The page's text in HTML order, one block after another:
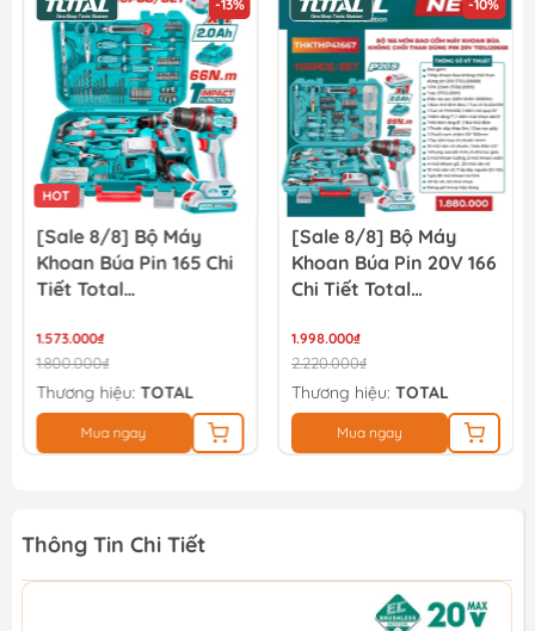
Bộ 100 Đĩa Cắt Kim Loại 105mm Total TAC210105100
459.000₫ 510.000₫
-13%
HOT
[Sale 8/8] Bộ Máy
Khoan Búa Pin 165 Chi
Tiết Total
1.573.000₫
1.800.000₫
Thương hiệu: TOTAL
Mua ngay
-10%
[Sale 8/8] Bộ Máy
Khoan Búa Pin 20V 166
Chi Tiết Total
THKTHP41667
1.998.000₫
2.220.000₫
Thương hiệu: TOTAL
Mua ngay
Thông Tin Chi Tiết